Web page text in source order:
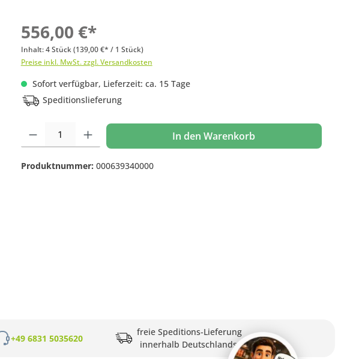
556,00 €*
Inhalt:4 Stück(139,00 €* / 1 Stück)
Preise inkl. MwSt. zzgl. Versandkosten
Sofort verfügbar, Lieferzeit: ca. 15 Tage
Speditionslieferung
Produkt Anzahl: Gib den gewünschten Wert ein oder benutze die Schaltflächen um die
In den Warenkorb
Produktnummer: 000639340000
+49 6831 5035620
freie Speditions-Lieferung
innerhalb Deutschlands